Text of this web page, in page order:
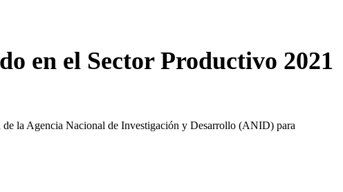
en el Sector Productivo 2021
la Agencia Nacional de Investigación y Desarrollo (ANID) para